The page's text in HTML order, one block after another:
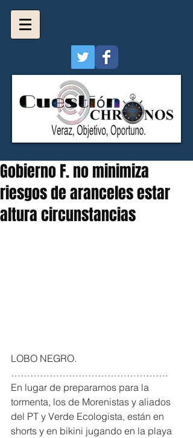
Gobierno F. no minimiza
riesgos de aranceles estar
altura circunstancias
LOBO NEGRO.
………………………………………….
En lugar de prepararnos para la
tormenta, los de Morenistas y aliados
del PT y Verde Ecologista, están en
shorts y en bikini jugando en la playa